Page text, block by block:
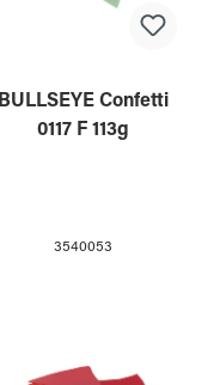
BULLSEYE Confetti
0117 F 113g
3540053